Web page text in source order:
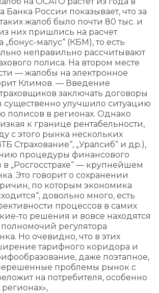
Банка России показывает, что за
жалоб было почти 80 тыс. и
них пришлись на расчет
малус“ (КБМ), то есть
неправильно рассчитывают
полиса. На втором месте
— жалобы на электронное
Климов. — Введение
заключать договоры
улучшило ситуацию
полисов в регионах. Однако
к границе рентабельности,
с этого рынка нескольких
Страхование“, „Уралсиб“ и др.),
процедуры финансового
„Росгосстрахе“ — крупнейшем
Это говорит о сохранении
по которым экономика
довольно много, есть
процессов в самих
то решения и вовсе находятся
регулятора
Но очевидно, что в этих
тарифного коридора и
даже поэтапное,
нерешенные проблемы рынок с
на потребителя, особенно